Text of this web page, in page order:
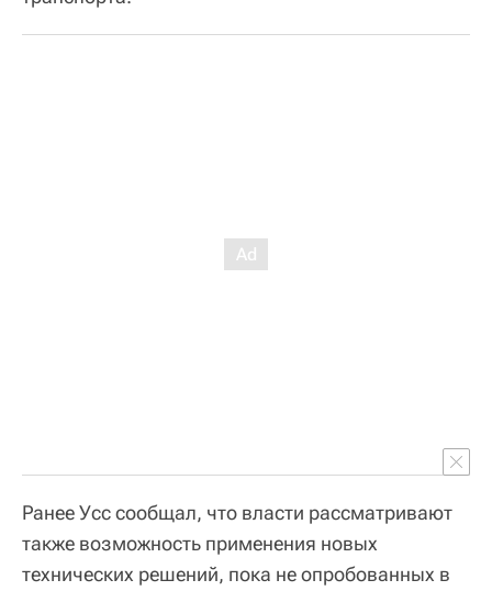
Ранее Усс сообщал, что власти рассматривают
также возможность применения новых
технических решений, пока не опробованных в